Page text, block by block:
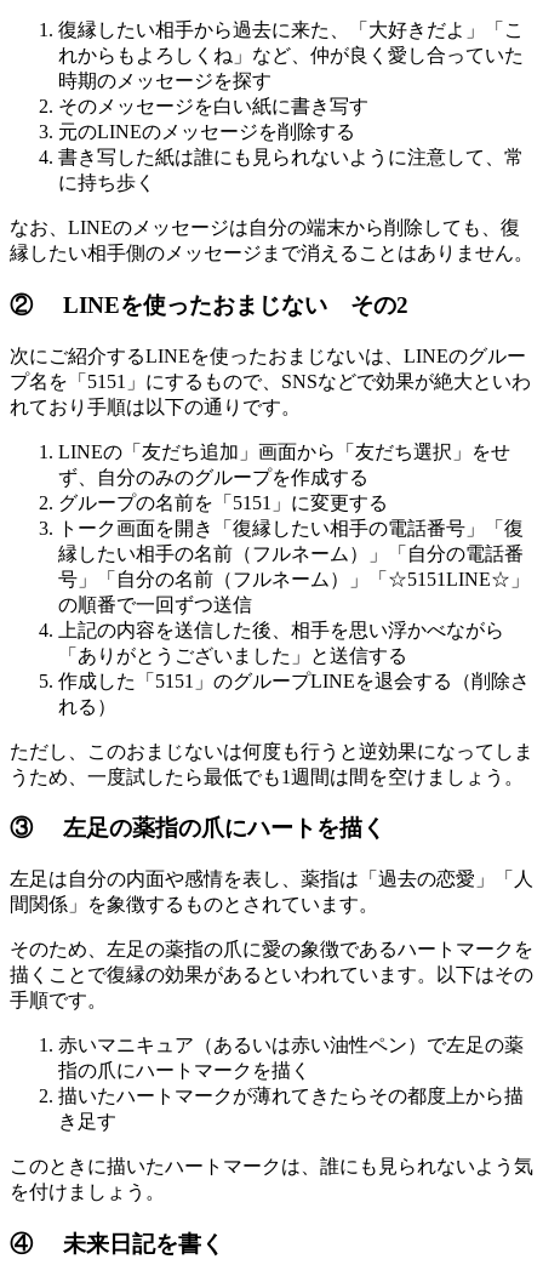
復縁したい相手から過去に来た、「大好きだよ」「こ
れからもよろしくね」など、仲が良く愛し合っていた
時期のメッセージを探す
そのメッセージを白い紙に書き写す
元のLINEのメッセージを削除する
書き写した紙は誰にも見られないように注意して、常
に持ち歩く
なお、LINEのメッセージは自分の端末から削除しても、復
縁したい相手側のメッセージまで消えることはありません。
② LINEを使ったおまじない その2
次にご紹介するLINEを使ったおまじないは、LINEのグルー
プ名を「5151」にするもので、SNSなどで効果が絶大といわ
れており手順は以下の通りです。
LINEの「友だち追加」画面から「友だち選択」をせ
ず、自分のみのグループを作成する
グループの名前を「5151」に変更する
トーク画面を開き「復縁したい相手の電話番号」「復
縁したい相手の名前（フルネーム）」「自分の電話番
号」「自分の名前（フルネーム）」「☆5151LINE☆」
の順番で一回ずつ送信
上記の内容を送信した後、相手を思い浮かべながら
「ありがとうございました」と送信する
作成した「5151」のグループLINEを退会する（削除さ
れる）
ただし、このおまじないは何度も行うと逆効果になってしま
うため、一度試したら最低でも1週間は間を空けましょう。
③ 左足の薬指の爪にハートを描く
左足は自分の内面や感情を表し、薬指は「過去の恋愛」「人
間関係」を象徴するものとされています。
そのため、左足の薬指の爪に愛の象徴であるハートマークを
描くことで復縁の効果があるといわれています。以下はその
手順です。
赤いマニキュア（あるいは赤い油性ペン）で左足の薬
指の爪にハートマークを描く
描いたハートマークが薄れてきたらその都度上から描
き足す
このときに描いたハートマークは、誰にも見られないよう気
を付けましょう。
④ 未来日記を書く